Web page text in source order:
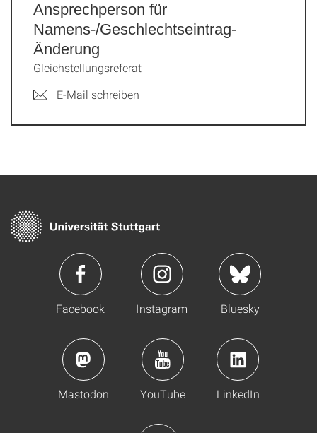
Ansprechperson für
Namens-/Geschlechtseintrag-
Änderung
Gleichstellungsreferat
E-Mail schreiben
Facebook Instagram Bluesky
Mastodon YouTube LinkedIn